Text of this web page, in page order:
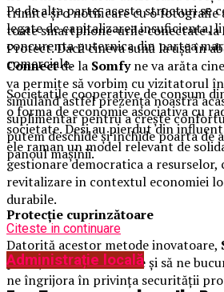
trimite și o notificare cu o fotografie
toate smartphone-urile conectate la
Protect. Dacă cineva sună la ușă în
Connectde la Somfyne va arăta
va permite să vorbim cu vizitatorul
simulând astfel prezența noastră
suplimentar pentru a crește
putem deschide și închide poarta de
panoul mașinii.
Protecție cuprinzătoare
Datorită acestor metode inovatoare,
protejăm eficient casele și să ne
ne îngrijora în privința securității
Pe de alta parte, aceste structuri se
legate de capitalizarea insuficienta,
concurenta puternica din partea
comerciale.
Societatile cooperative de consum
o forma de economie asociativa cu
societate. Desi au pierdut din
ele raman un model relevant de
gestionare democratica a
revitalizare in contextul economiei
durabile.
Citeste in continuare
Administrație locală